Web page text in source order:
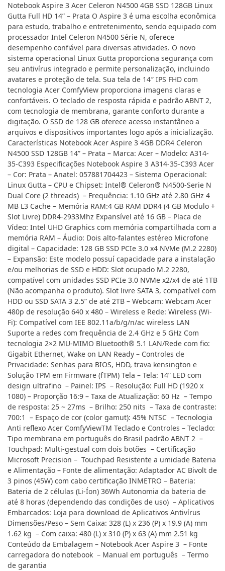
Notebook Aspire 3 Acer Celeron N4500 4GB SSD 128GB Linux
Gutta Full HD 14” – Prata O Aspire 3 é uma escolha econômica
para estudo, trabalho e entretenimento, sendo equipado com
processador Intel Celeron N4500 Série N, oferece
desempenho confiável para diversas atividades. O novo
sistema operacional Linux Gutta proporciona segurança com
seu antivírus integrado e permite personalização, incluindo
avatares e proteção de tela. Sua tela de 14″ IPS FHD com
tecnologia Acer ComfyView proporciona imagens claras e
confortáveis. O teclado de resposta rápida e padrão ABNT 2,
com tecnologia de membrana, garante conforto durante a
digitação. O SSD de 128 GB oferece acesso instantâneo a
arquivos e dispositivos importantes logo após a inicialização.
Características Notebook Acer Aspire 3 4GB DDR4 Celeron
N4500 SSD 128GB 14” – Prata – Marca: Acer – Modelo: A314-
35-C393 Especificações Notebook Aspire 3 A314-35-C393 Acer
– Cor: Prata – Anatel: 057881704423 – Sistema Operacional:
Linux Gutta – CPU e Chipset: Intel® Celeron® N4500-Serie N
Dual Core (2 threads) – Frequência: 1.10 GHz até 2.80 GHz 4
MB L3 Cache – Memória RAM:4 GB RAM DDR4 (4 GB Modulo +
Slot Livre) DDR4-2933Mhz Expansível até 16 GB – Placa de
Vídeo: Intel UHD Graphics com memória compartilhada com a
memória RAM – Áudio: Dois alto-falantes estéreo Microfone
digital – Capacidade: 128 GB SSD PCIe 3.0 x4 NVMe (M.2 2280)
– Expansão: Este modelo possuí capacidade para a instalação
e/ou melhorias de SSD e HDD: Slot ocupado M.2 2280,
compatível com unidades SSD PCIe 3.0 NVMe x2/x4 de até 1TB
(Não acompanha o produto). Slot livre SATA 3, compatível com
HDD ou SSD SATA 3 2.5” de até 2TB – Webcam: Webcam Acer
480p de resolução 640 x 480 – Wireless e Rede: Wireless (Wi-
Fi): Compatível com IEE 802.11a/b/g/n/ac wireless LAN
Suporte a redes com frequência de 2.4 GHz e 5 GHz Com
tecnologia 2×2 MU-MIMO Bluetooth® 5.1 LAN/Rede com fio:
Gigabit Ethernet, Wake on LAN Ready – Controles de
Privacidade: Senhas para BIOS, HDD, trava kensington e
Solução TPM em Firmware (fTPM) Tela – Tela: 14” LED com
design ultrafino – Painel: IPS – Resolução: Full HD (1920 x
1080) – Proporção 16:9 – Taxa de Atualização: 60 Hz – Tempo
de resposta: 25 ~ 27ms – Brilho: 250 nits – Taxa de contraste:
700:1 – Espaço de cor (color gamut): 45% NTSC – Tecnologia
Anti reflexo Acer ComfyViewTM Teclado e Controles – Teclado:
Tipo membrana em português do Brasil padrão ABNT 2 –
Touchpad: Multi-gestual com dois botões – Certificação
Microsoft Precision – Touchpad Resistente a umidade Bateria
e Alimentação – Fonte de alimentação: Adaptador AC Bivolt de
3 pinos (45W) com cabo certificação INMETRO – Bateria:
Bateria de 2 células (Li-Íon) 36Wh Autonomia da bateria de
até 8 horas (dependendo das condições de uso) – Aplicativos
Embarcados: Loja para download de Aplicativos Antivírus
Dimensões/Peso – Sem Caixa: 328 (L) x 236 (P) x 19.9 (A) mm
1.62 kg – Com caixa: 480 (L) x 310 (P) x 63 (A) mm 2.51 kg
Conteúdo da Embalagem – Notebook Acer Aspire 3 – Fonte
carregadora do notebook – Manual em português – Termo
de garantia